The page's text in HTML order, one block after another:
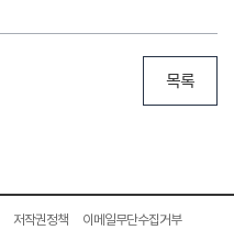
목록
저작권정책 이메일무단수집거부